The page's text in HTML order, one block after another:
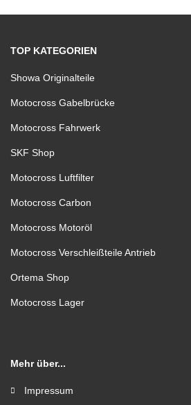
TOP KATEGORIEN
Showa Originalteile
Motocross Gabelbrücke
Motocross Fahrwerk
SKF Shop
Motocross Luftfilter
Motocross Carbon
Motocross Motoröl
Motocross Verschleißteile Antrieb
Ortema Shop
Motocross Lager
Mehr über...
Impressum